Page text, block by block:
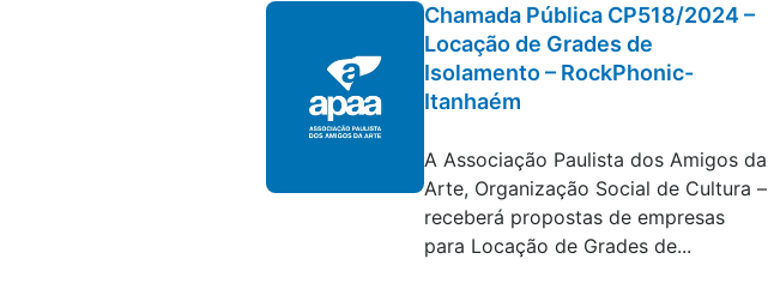
Chamada Pública CP518/2024 –
Locação de Grades de
Isolamento – RockPhonic-
Itanhaém
A Associação Paulista dos Amigos da
Arte, Organização Social de Cultura –
receberá propostas de empresas
para Locação de Grades de...